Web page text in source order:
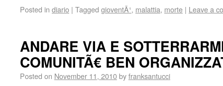
Posted in diario | Tagged gioventÃ¹, malattia, morte | Leave a
ANDARE VIA E
COMUNITÃ€ BEN
Posted on November 11, 2010byfranksantucci